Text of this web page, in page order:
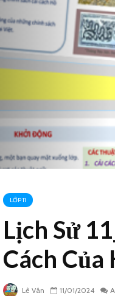
LỚP 11
Lịch Sử
Cách Của
Lê Vân 11/01/2024